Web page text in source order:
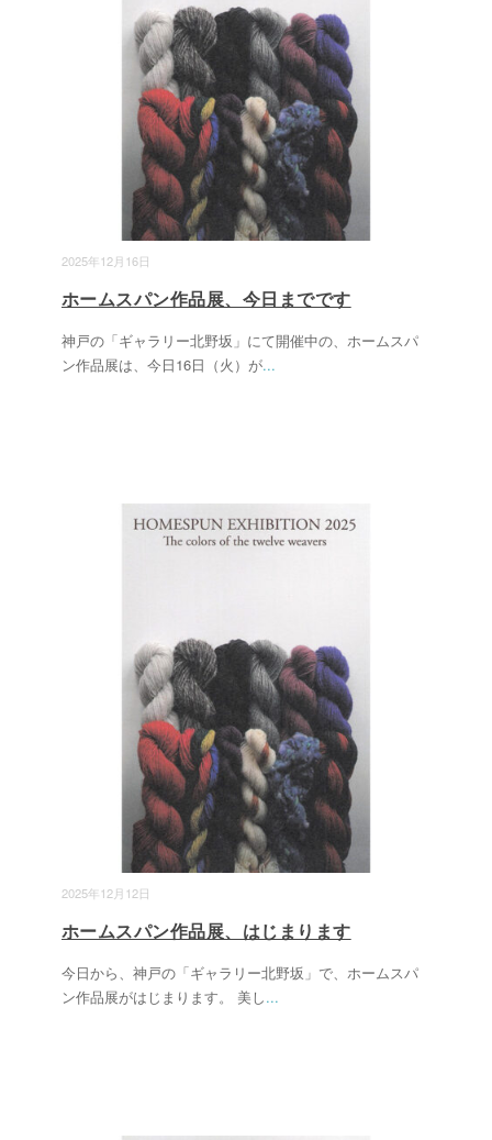
2025年12月16日
ホームスパン作品展、今日までです
神戸の「ギャラリー北野坂」にて開催中の、ホームスパ
ン作品展は、今日16日（火）が...
2025年12月12日
ホームスパン作品展、はじまります
今日から、神戸の「ギャラリー北野坂」で、ホームスパ
ン作品展がはじまります。 美し...